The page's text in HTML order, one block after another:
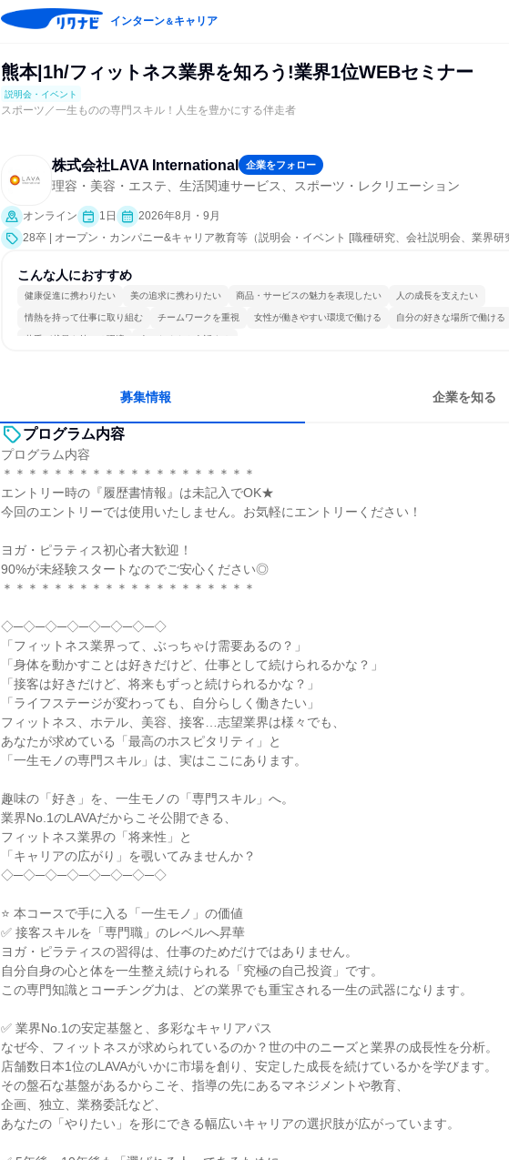
インターン＆キャリア
熊本|1h/フィットネス業界を知ろう!業界1位WEBセミナー
説明会・イベント
スポーツ／一生ものの専門スキル！人生を豊かにする伴走者
株式会社LAVA International 企業をフォロー
理容・美容・エステ、生活関連サービス、スポーツ・レクリエーション
オンライン 1日
2026年8月・9月
28卒 | オープン・カンパニー&キャリア教育等（説明会・イベント [職種研究、会社説明会、業界研
こんな人におすすめ
健康促進に携わりたい 美の追求に携わりたい 商品・サービスの魅力を表現したい 人の成長を支えたい
情熱を持って仕事に取り組む チームワークを重視 女性が働きやすい環境で働ける 自分の好きな場所で働ける
若手が裁量を持てる環境 人とたくさん会話する
募集情報 企業を知る
プログラム内容
プログラム内容
＊＊＊＊＊＊＊＊＊＊＊＊＊＊＊＊＊＊＊＊
エントリー時の『履歴書情報』は未記入でOK★
今回のエントリーでは使用いたしません。お気軽にエントリーください！
ヨガ・ピラティス初心者大歓迎！
90%が未経験スタートなのでご安心ください◎
＊＊＊＊＊＊＊＊＊＊＊＊＊＊＊＊＊＊＊＊
◇─◇─◇─◇─◇─◇─◇─◇
「フィットネス業界って、ぶっちゃけ需要あるの？」
「身体を動かすことは好きだけど、仕事として続けられるかな？」
「接客は好きだけど、将来もずっと続けられるかな？」
「ライフステージが変わっても、自分らしく働きたい」
フィットネス、ホテル、美容、接客…志望業界は様々でも、
あなたが求めている「最高のホスピタリティ」と
「一生モノの専門スキル」は、実はここにあります。
趣味の「好き」を、一生モノの「専門スキル」へ。
業界No.1のLAVAだからこそ公開できる、
フィットネス業界の「将来性」と
「キャリアの広がり」を覗いてみませんか？
◇─◇─◇─◇─◇─◇─◇─◇
⭐ 本コースで手に入る「一生モノ」の価値
✅ 接客スキルを「専門職」のレベルへ昇華
ヨガ・ピラティスの習得は、仕事のためだけではありません。
自分自身の心と体を一生整え続けられる「究極の自己投資」です。
この専門知識とコーチング力は、どの業界でも重宝される一生の武器になります。
✅ 業界No.1の安定基盤と、多彩なキャリアパス
なぜ今、フィットネスが求められているのか？世の中のニーズと業界の成長性を分析。
店舗数日本1位のLAVAがいかに市場を創り、安定した成長を続けているかを学びます。
その盤石な基盤があるからこそ、指導の先にあるマネジメントや教育、
企画、独立、業務委託など、
あなたの「やりたい」を形にできる幅広いキャリアの選択肢が広がっています。